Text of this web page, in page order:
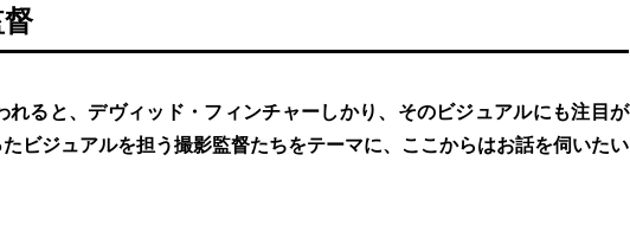
れると、デヴィッド・フィンチャーしかり、そのビジュアルにも注目が
ビジュアルを担う撮影監督たちをテーマに、ここからはお話を伺いたい